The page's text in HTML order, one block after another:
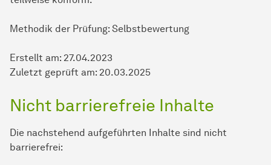
Methodik der Prüfung: Selbstbewertung
Erstellt am: 27.04.2023
Zuletzt geprüft am: 20.03.2025
Nicht barrierefreie Inhalte
Die nachstehend aufgeführten Inhalte sind nicht
barrierefrei: